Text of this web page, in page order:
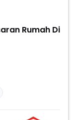
Rumah Di